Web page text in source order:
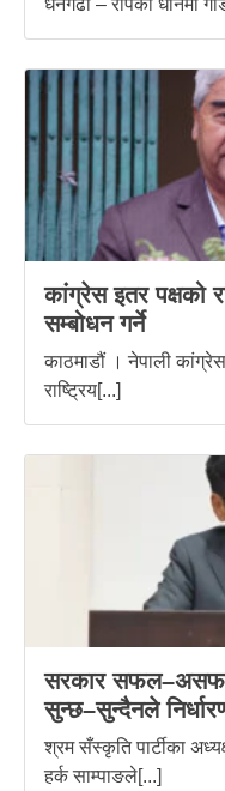
धनगढी – रोपेको धानमा
कांग्रेस इतर पक्षको
सम्बोधन गर्ने
काठमाडौं । नेपाली
राष्ट्रिय[...]
सरकार सफल–असफल
सुन्छ–सुन्दैनले
श्रम सँस्कृति पार्टीका
हर्क साम्पाङले[...]